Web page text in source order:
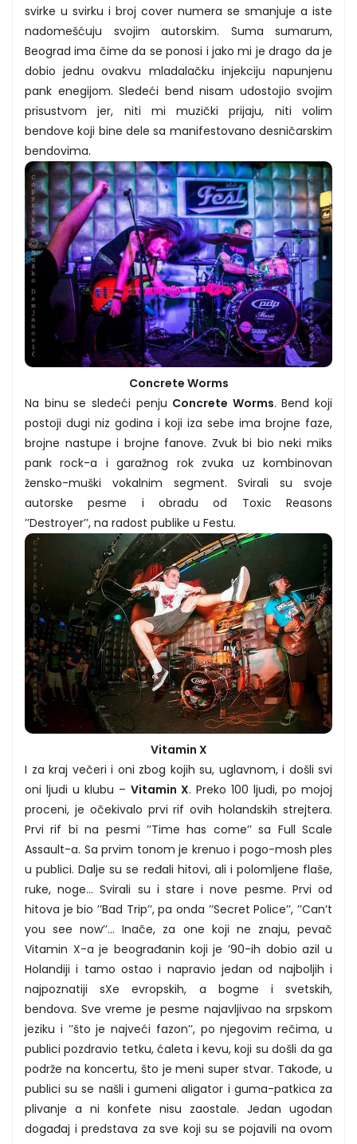
svirke u svirku i broj cover numera se smanjuje a iste
nadomešćuju svojim autorskim. Suma sumarum,
Beograd ima čime da se ponosi i jako mi je drago da je
dobio jednu ovakvu mladalačku injekciju napunjenu
pank enegijom. Sledeći bend nisam udostojio svojim
prisustvom jer, niti mi muzički prijaju, niti volim
bendove koji bine dele sa manifestovano desničarskim
bendovima.
Concrete Worms
Na binu se sledeći penju Concrete Worms. Bend koji
postoji dugi niz godina i koji iza sebe ima brojne faze,
brojne nastupe i brojne fanove. Zvuk bi bio neki miks
pank rock-a i garažnog rok zvuka uz kombinovan
žensko-muški vokalnim segment. Svirali su svoje
autorske pesme i obradu od Toxic Reasons
’’Destroyer’’, na radost publike u Festu.
Vitamin X
I za kraj večeri i oni zbog kojih su, uglavnom, i došli svi
oni ljudi u klubu – Vitamin X. Preko 100 ljudi, po mojoj
proceni, je očekivalo prvi rif ovih holandskih strejtera.
Prvi rif bi na pesmi ’’Time has come’’ sa Full Scale
Assault-a. Sa prvim tonom je krenuo i pogo-mosh ples
u publici. Dalje su se ređali hitovi, ali i polomljene flaše,
ruke, noge... Svirali su i stare i nove pesme. Prvi od
hitova je bio ’’Bad Trip’’, pa onda ’’Secret Police’’, ’’Can’t
you see now’’... Inače, za one koji ne znaju, pevač
Vitamin X-a je beograđanin koji je ’90-ih dobio azil u
Holandiji i tamo ostao i napravio jedan od najboljih i
najpoznatiji sXe evropskih, a bogme i svetskih,
bendova. Sve vreme je pesme najavljivao na srpskom
jeziku i ’’što je najveći fazon’’, po njegovim rečima, u
publici pozdravio tetku, ćaleta i kevu, koji su došli da ga
podrže na koncertu, što je meni super stvar. Takođe, u
publici su se našli i gumeni aligator i guma-patkica za
plivanje a ni konfete nisu zaostale. Jedan ugodan
događaj i predstava za sve koji su se pojavili na ovom